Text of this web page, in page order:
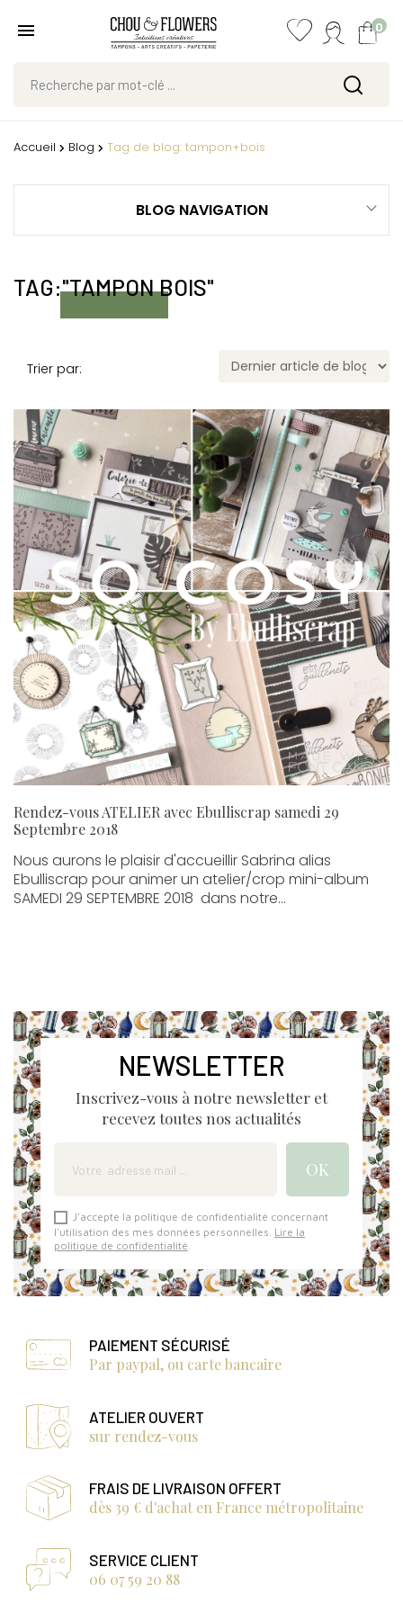
0
Accueil Blog Tag de blog: tampon+bois
BLOG NAVIGATION
TAG:"TAMPON BOIS"
Trier par:
Rendez-vous ATELIER avec Ebulliscrap samedi 29
Septembre 2018
Nous aurons le plaisir d'accueillir Sabrina alias
Ebulliscrap pour animer un atelier/crop mini-album
SAMEDI 29 SEPTEMBRE 2018 dans notre...
NEWSLETTER
Inscrivez-vous à notre newsletter et
recevez toutes nos actualités
J'accepte la politique de confidentialité concernant
l'utilisation des mes données personnelles. Lire la
politique de confidentialité
PAIEMENT SÉCURISÉ
Par paypal, ou carte bancaire
ATELIER OUVERT
sur rendez-vous
FRAIS DE LIVRAISON OFFERT
dès 39 € d'achat en France métropolitaine
SERVICE CLIENT
06 07 59 20 88